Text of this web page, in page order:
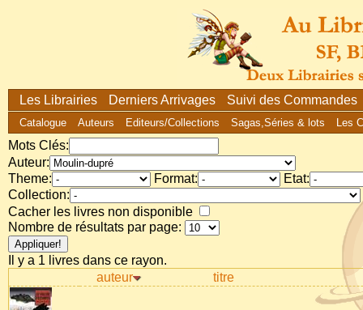
Les Librairies Derniers Arrivages Suivi des Commandes
Catalogue Auteurs Editeurs/Collections Sagas,Séries & lots Les
Mots Clés:
Auteur:
Theme:
Format:
Etat:
Collection:
Cacher les livres non disponible
Nombre de résultats par page:
Il y a 1 livres dans ce rayon.
auteur
titre